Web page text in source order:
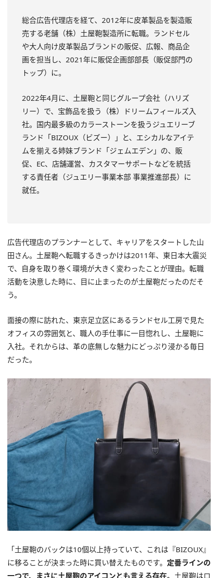
総合広告代理店を経て、2012年に皮革製品を製造販
売する老舗（株）土屋鞄製造所に転職。ランドセル
や大人向け皮革製品ブランドの販促、広報、商品企
画を担当し、2021年に販促企画部部長（販促部門の
トップ）に。
2022年4月に、土屋鞄と同じグループ会社（ハリズ
リー）で、宝飾品を扱う（株）ドリームフィールズ入
社。国内最多級のカラーストーンを扱うジュエリーブ
ランド「BIZOUX（ビズー）」と、エシカルなアイテ
ムを揃える姉妹ブランド「ジェムエデン」の、販
促、EC、店舗運営、カスタマーサポートなどを統括
する責任者（ジュエリー事業本部 事業推進部長）に
就任。
広告代理店のプランナーとして、キャリアをスタートした山
田さん。土屋鞄へ転職するきっかけは2011年、東日本大震災
で、自身を取り巻く環境が大きく変わったことが理由。転職
活動を決意した時に、目に止まったのが土屋鞄だったのだそ
う。
面接の際に訪れた、東京足立区にあるランドセル工房で見た
オフィスの雰囲気と、職人の手仕事に一目惚れし、土屋鞄に
入社。それからは、革の底無しな魅力にどっぷり浸かる毎日
だった。
「土屋鞄のバックは10個以上持っていて、これは『BIZOUX』
に移ることが決まった時に買い替えたものです。 定番ラインの
一つで、まさに土屋鞄のアイコンとも言える存在。 土屋鞄はロ